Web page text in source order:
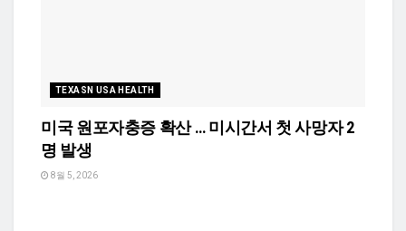
TEXASN USA HEALTH
미국 원포자충증 확산 … 미시간서 첫 사망자 2
명 발생
8월 5, 2026